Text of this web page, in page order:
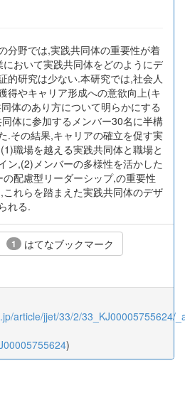
分野では,実践共同体の重要性が着
おいて実践共同体をどのようにデ
的研究は少ない.本研究では,社会人
得やキャリア形成への意欲向上(キ
体のあり方について明らかにする
体に参加するメンバー30名に半構
.その結果,キャリアの確立を促す実
職場を越える実践共同体と職場と
ン,(2)メンバーの多様性を活かした
配慮型リーダーシップ,の重要性
れらを踏まえた実践共同体のデザ
れる.
1 はてなブックマーク
article/jjet/33/2/33_KJ00005755624/
)